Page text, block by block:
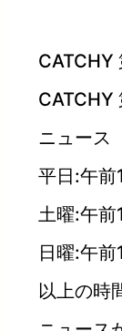
CATCHY
CATCHY
ニュース
平日:午前
土曜:午前
日曜:午前
以上の時